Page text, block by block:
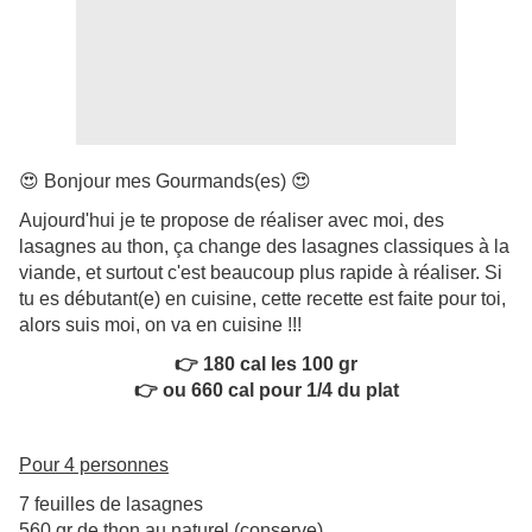
😍 Bonjour mes Gourmands(es) 😍
Aujourd'hui je te propose de réaliser avec moi, des
lasagnes au thon, ça change des lasagnes classiques à la
viande, et surtout c'est beaucoup plus rapide à réaliser. Si
tu es débutant(e) en cuisine, cette recette est faite pour toi,
alors suis moi, on va en cuisine !!!
👉 180 cal les 100 gr
👉 ou 660 cal pour 1/4 du plat
Pour 4 personnes
7 feuilles de lasagnes